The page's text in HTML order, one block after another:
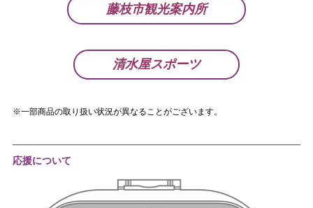
藤枝市観光案内所
清水屋スポーツ
※一部商品の取り扱い状況が異なることがございます。
応援について